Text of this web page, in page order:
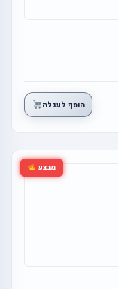
הוסף לעגלה
מבצע